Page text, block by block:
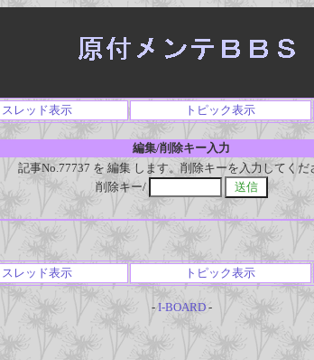
スレッド表示 トピック表示
編集/削除キー入力
記事No.77737 を 編集 します。削除キーを入力してくだ
削除キー/
スレッド表示 トピック表示
- I-BOARD-